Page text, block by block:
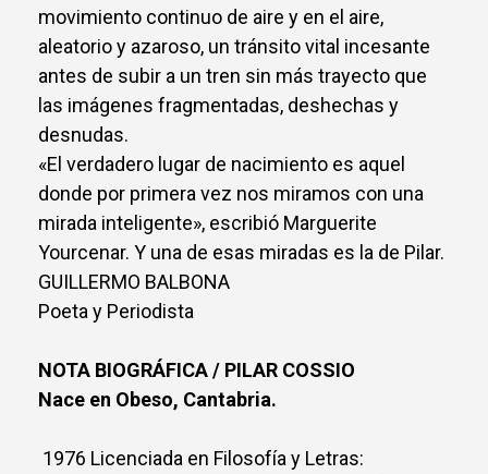
movimiento continuo de aire y en el aire,
aleatorio y azaroso, un tránsito vital incesante
antes de subir a un tren sin más trayecto que
las imágenes fragmentadas, deshechas y
desnudas.
«El verdadero lugar de nacimiento es aquel
donde por primera vez nos miramos con una
mirada inteligente», escribió Marguerite
Yourcenar. Y una de esas miradas es la de Pilar.
GUILLERMO BALBONA
Poeta y Periodista
NOTA BIOGRÁFICA / PILAR COSSIO
Nace en Obeso, Cantabria.
1976 Licenciada en Filosofía y Letras: